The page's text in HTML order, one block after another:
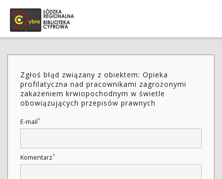
Zgłoś błąd związany z obiektem: Opieka
profilatyczna nad pracownikami zagrożonymi
zakażeniem krwiopochodnym w świetle
obowiązujących przepisów prawnych
E-mail*
Komentarz*